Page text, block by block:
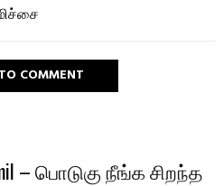
COMMENT
– பொடுகு நீங்க சிறந்த